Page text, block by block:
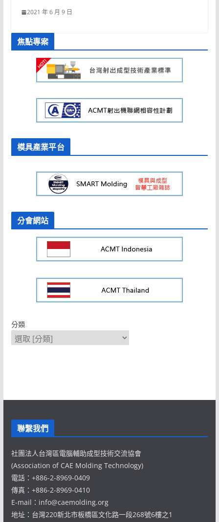
2021 年 6 月 9 日
焦點專案
模具產業平台
分會網站
分類
聯繫我們
社團法人台灣區電腦輔助成型技術交流協會
(Association of CAE Molding Technology)
電話：+886-2-8969-0409
傳真：+886-2-8969-0410
E-mail：info@caemolding.org
地址：台灣220新北市板橋區文化路一段268號6樓之1